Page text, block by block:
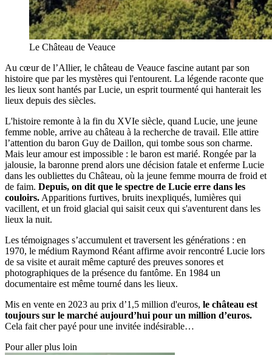
Le Château de Veauce
Au cœur de l’Allier, le château de Veauce fascine autant par son
histoire que par les mystères qui l'entourent. La légende raconte que
les lieux sont hantés par Lucie, un esprit tourmenté qui hanterait les
lieux depuis des siècles.
L'histoire remonte à la fin du XVIe siècle, quand Lucie, une jeune
femme noble, arrive au château à la recherche de travail. Elle attire
l’attention du baron Guy de Daillon, qui tombe sous son charme.
Mais leur amour est impossible : le baron est marié. Rongée par la
jalousie, la baronne prend alors une décision fatale et enferme Lucie
dans les oubliettes du Château, où la jeune femme mourra de froid et
de faim. Depuis, on dit que le spectre de Lucie erre dans les
couloirs.Apparitions furtives, bruits inexpliqués, lumières qui
vacillent, et un froid glacial qui saisit ceux qui s'aventurent dans les
lieux la nuit.
Les témoignages s’accumulent et traversent les générations : en
1970, le médium Raymond Réant affirme avoir rencontré Lucie lors
de sa visite et aurait même capturé des preuves sonores et
photographiques de la présence du fantôme. En 1984 un
documentaire est même tourné dans les lieux.
Mis en vente en 2023 au prix d’1,5 million d'euros, le château est
toujours sur le marché aujourd’hui pour un million d’euros.
Cela fait cher payé pour une invitée indésirable…
Pour aller plus loin